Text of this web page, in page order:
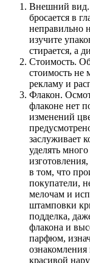
Внешний вид.
бросается в
неправильно
изучите
стирается, а
Стоимость.
стоимость не
рекламу и
Флакон.
флаконе нет
изменений
заслуживает
уделять
в том, что
покупатели,
мелочам и
штамповки
подделка,
флакона и
парфюм,
ознакомления
красивой